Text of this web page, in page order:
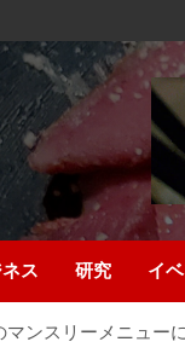
ス 研究 イ
ンスリーメニュー